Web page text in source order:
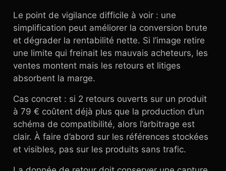
Le point de vigilance difficile à voir : une
simplification peut améliorer la conversion brute
et dégrader la rentabilité nette. Si l’image retire
une limite qui freinait les mauvais acheteurs, les
ventes montent mais les retours et litiges
absorbent la marge.
Cas concret : si 2 retours ouverts sur un produit
à 79 € coûtent déjà plus que la production d’un
schéma de compatibilité, alors l’arbitrage est
clair. À faire d’abord sur les références stockées
et visibles, pas sur les produits sans trafic.